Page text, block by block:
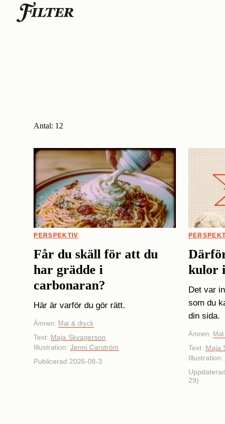
Antal: 12
PERSPEKTIV
Får du skäll för att du
har grädde i
carbonaran?
Här är varför du gör rätt.
Ämnen: Mat & dryck
Text: Maja Skvagerson
Illustration:Jenni Carström
Publicerad 2026-08-3
kulor
Det var
som du
din sida.
Ämnen:
Text: Maja
Illustration:
29)